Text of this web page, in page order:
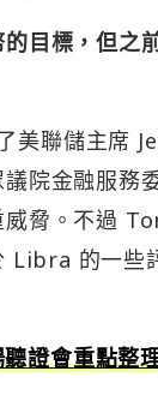
的目標，但
美聯儲主席
院金融服
威脅。不過
Libra 的一些
證會重點整